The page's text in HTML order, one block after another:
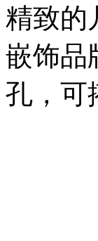
精致的
嵌饰品
孔，可